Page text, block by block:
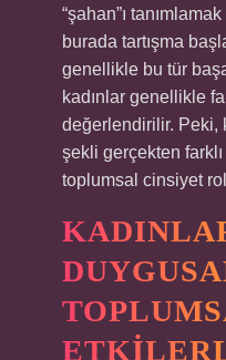
“şahan”ı
burada tartışma
genellikle bu tür
kadınlar genellikle
değerlendirilir. Peki,
şekli gerçekten farklı
toplumsal cinsiyet